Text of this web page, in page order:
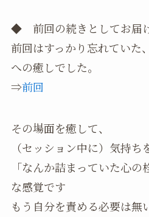
◆ 前回の続きとしてお届け
前回はすっかり忘れていた
への癒しでした。
⇒前回
その場面を癒して、
（セッション中に）気持ち
「なんか詰まっていた心
な感覚です
もう自分を責める必要は無